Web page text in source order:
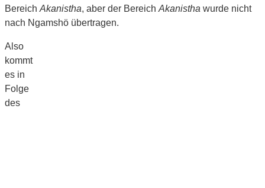
Bereich Akanistha, aber der Bereich Akanistha wurde nicht
nach Ngamshö übertragen.
Also
kommt
es in
Folge
des